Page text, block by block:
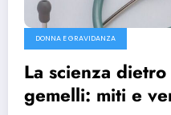
DONNA E GRAVIDANZA
La scienza
gemelli: miti e